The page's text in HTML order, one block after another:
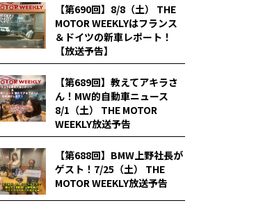
【第690回】8/8（土） THE
MOTOR WEEKLYはフランス
＆ドイツの新車レポート！
【放送予告】
【第689回】教えてアキラさ
ん！MW的自動車ニュース
8/1（土） THE MOTOR
WEEKLY放送予告
【第688回】BMW上野社長が
ゲスト！7/25（土） THE
MOTOR WEEKLY放送予告